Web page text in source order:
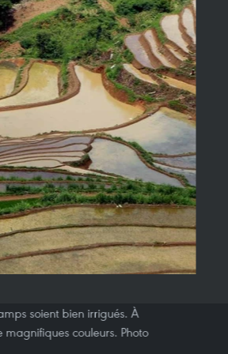
soient bien irrigués. À
couleurs. Photo